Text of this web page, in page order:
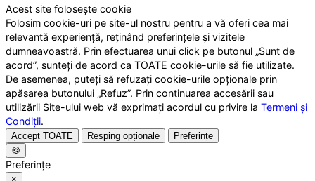
Acest site folosește cookie
Folosim cookie-uri pe site-ul nostru pentru a vă oferi cea mai
relevantă experiență, reținând preferințele și vizitele
dumneavoastră. Prin efectuarea unui click pe butonul „Sunt de
acord”, sunteți de acord ca TOATE cookie-urile să fie utilizate.
De asemenea, puteți să refuzați cookie-urile opționale prin
apăsarea butonului „Refuz”. Prin continuarea accesării sau
utilizării Site-ului web vă exprimați acordul cu privire la Termeni și
Condiții.
Accept TOATE Resping opționale
Preferințe
🍪
Preferințe